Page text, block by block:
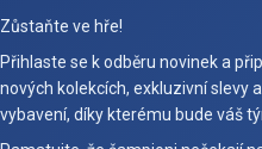
Zůstaňte ve hře!
Přihlaste se k odběru novinek a
nových kolekcích, exkluzivní slevy
vybavení, díky kterému bude váš